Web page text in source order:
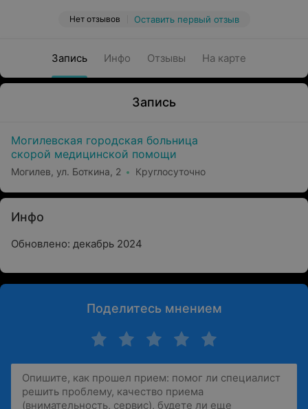
Нет отзывов Оставить первый отзыв
Запись Инфо Отзывы На карте
Запись
Могилевская городская больница
скорой медицинской помощи
Могилев, ул. Боткина, 2 Круглосуточно
Инфо
Обновлено: декабрь 2024
Поделитесь мнением